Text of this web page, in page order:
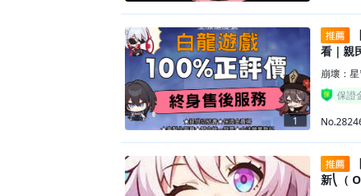
1
看｜親
崩壞：
保證
新⎝（